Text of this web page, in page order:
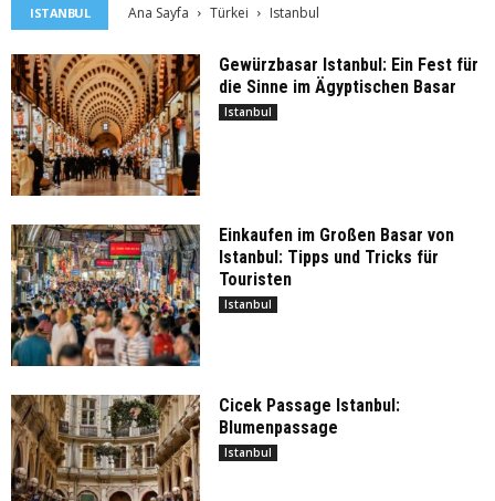
ISTANBUL Ana Sayfa Türkei Istanbul
Gewürzbasar Istanbul: Ein Fest für
die Sinne im Ägyptischen Basar
Istanbul
Einkaufen im Großen Basar von
Istanbul: Tipps und Tricks für
Touristen
Istanbul
Cicek Passage Istanbul:
Blumenpassage
Istanbul